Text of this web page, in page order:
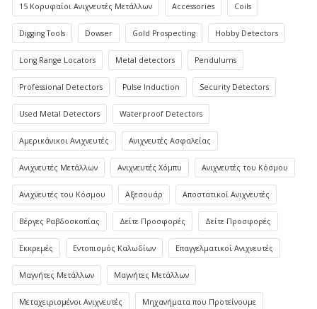
15 Κορυφαίοι Ανιχνευτές Μετάλλων Accessories Coils
Digging Tools Dowser Gold Prospecting Hobby Detectors
Long Range Locators Metal detectors Pendulums
Professional Detectors Pulse Induction Security Detectors
Used Metal Detectors Waterproof Detectors
Αμερικάνικοι Ανιχνευτές Ανιχνευτές Ασφαλείας
Ανιχνευτές Μετάλλων Ανιχνευτές Χόμπυ Ανιχνευτές του Κόσμου
Ανιχνευτές του Κόσμου Αξεσουάρ Αποστατικοί Ανιχνευτές
Βέργες Ραβδοσκοπίας Δείτε Προσφορές Δείτε Προσφορές
Εκκρεμές Εντοπισμός Καλωδίων Επαγγελματικοί Ανιχνευτές
Μαγνήτες Μετάλλων Μαγνήτες Μετάλλων
Μεταχειρισμένοι Ανιχνευτές Μηχανήματα που Προτείνουμε